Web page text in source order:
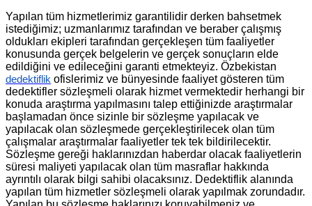
Yapılan tüm hizmetlerimiz garantilidir derken bahsetmek
istediğimiz; uzmanlarımız tarafından ve beraber çalışmış
oldukları ekipleri tarafından gerçekleşen tüm faaliyetler
konusunda gerçek belgelerin ve gerçek sonuçların elde
edildiğini ve edileceğini garanti etmekteyiz. Özbekistan
dedektiflik ofislerimiz ve bünyesinde faaliyet gösteren tüm
dedektifler sözleşmeli olarak hizmet vermektedir herhangi bir
konuda araştırma yapılmasını talep ettiğinizde araştırmalar
başlamadan önce sizinle bir sözleşme yapılacak ve
yapılacak olan sözleşmede gerçekleştirilecek olan tüm
çalışmalar araştırmalar faaliyetler tek tek bildirilecektir.
Sözleşme gereği haklarınızdan haberdar olacak faaliyetlerin
süresi maliyeti yapılacak olan tüm masraflar hakkında
ayrıntılı olarak bilgi sahibi olacaksınız. Dedektiflik alanında
yapılan tüm hizmetler sözleşmeli olarak yapılmak zorundadır.